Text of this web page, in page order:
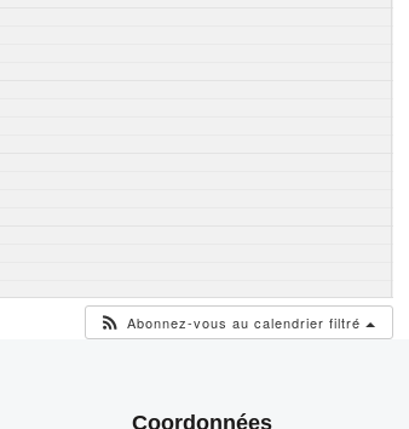
Abonnez-vous au calendrier filtré
Coordonnées